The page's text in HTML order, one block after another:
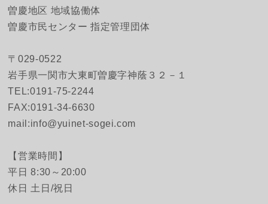
曽慶地区 地域協働体
曽慶市民センター 指定管理団体
〒029-0522
岩手県一関市大東町曽慶字神蔭３２－１
TEL:0191-75-2244
FAX:0191-34-6630
mail:info@yuinet-sogei.com
【営業時間】
平日 8:30～20:00
休日 土日/祝日